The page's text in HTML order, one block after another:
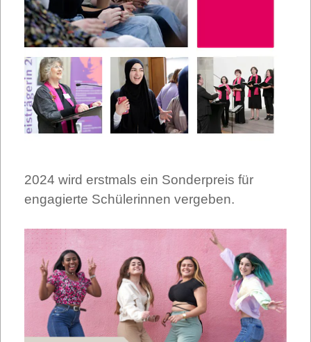
2024 wird erstmals ein Sonderpreis für
engagierte Schülerinnen vergeben.